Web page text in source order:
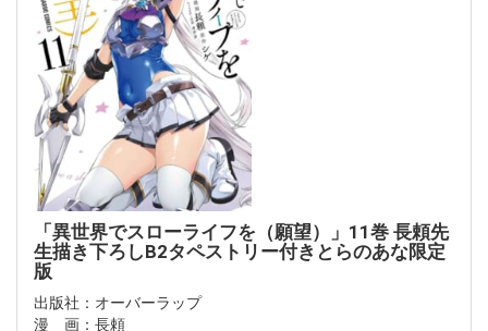
「異世界でスローライフを（願望）」11巻 長頼先
生描き下ろしB2タペストリー付きとらのあな限定
版
出版社：オーバーラップ
漫 画：長頼